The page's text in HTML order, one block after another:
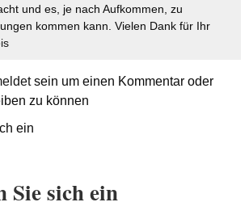
und es, je nach Aufkommen, zu
kommen kann. Vielen Dank für Ihr
sein um einen Kommentar oder
zu können
ein
Sie sich ein